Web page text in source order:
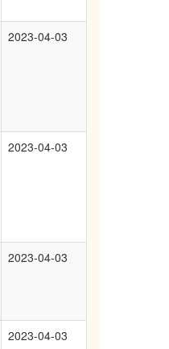
2023-04-03
2023-04-03
2023-04-03
2023-04-03